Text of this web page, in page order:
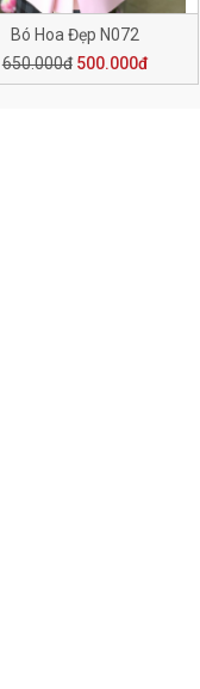
Bó Hoa Đẹp N072
650.000đ 500.000đ